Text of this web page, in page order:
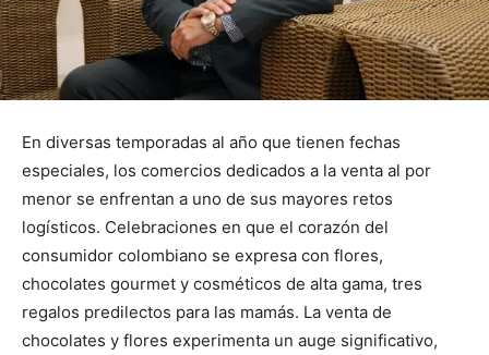
En diversas temporadas al año que tienen fechas
especiales, los comercios dedicados a la venta al por
menor se enfrentan a uno de sus mayores retos
logísticos. Celebraciones en que el corazón del
consumidor colombiano se expresa con flores,
chocolates gourmet y cosméticos de alta gama, tres
regalos predilectos para las mamás. La venta de
chocolates y flores experimenta un auge significativo,